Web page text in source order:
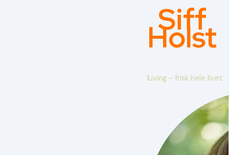
Siff
Holst
Living - frisk hele livet